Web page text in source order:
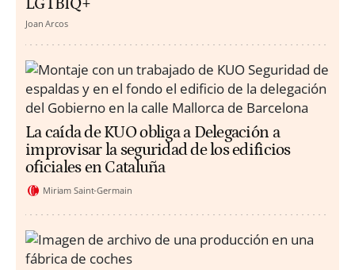
Joan Arcos
La caída de KUO obliga a Delegación a
improvisar la seguridad de los edificios
oficiales en Cataluña
Miriam Saint-Germain